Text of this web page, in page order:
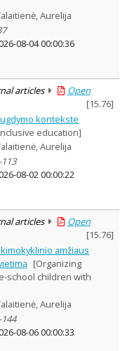
Aurelija
08-04 00:00:36
articles
Open
[15.76]
kontekste
education]
Aurelija
08-02 00:00:22
articles
Open
[15.76]
amžiaus
[Organizing
school children with
Aurelija
08-06 00:00:33